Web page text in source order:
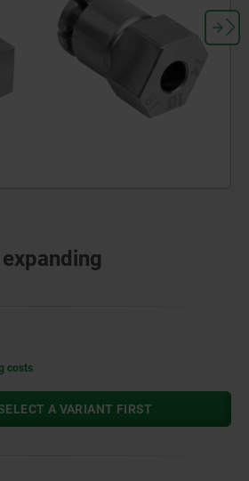
costs
A VARIANT FIRST